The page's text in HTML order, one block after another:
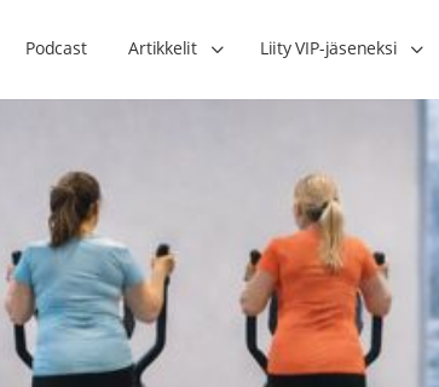
Podcast Artikkelit Liity VIP-jäseneksi